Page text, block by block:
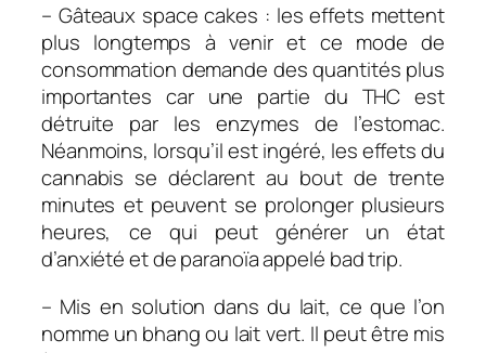
– Gâteaux space cakes : les effets mettent
plus longtemps à venir et ce mode de
consommation demande des quantités plus
importantes car une partie du THC est
détruite par les enzymes de l’estomac.
Néanmoins, lorsqu’il est ingéré, les effets du
cannabis se déclarent au bout de trente
minutes et peuvent se prolonger plusieurs
heures, ce qui peut générer un état
d’anxiété et de paranoïa appelé bad trip.
– Mis en solution dans du lait, ce que l’on
nomme un bhang ou lait vert. Il peut être mis